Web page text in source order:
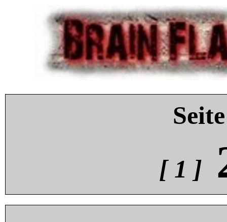
[ 1 ]